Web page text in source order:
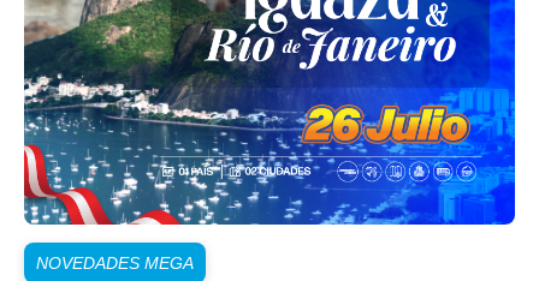
NOVEDADES MEGA